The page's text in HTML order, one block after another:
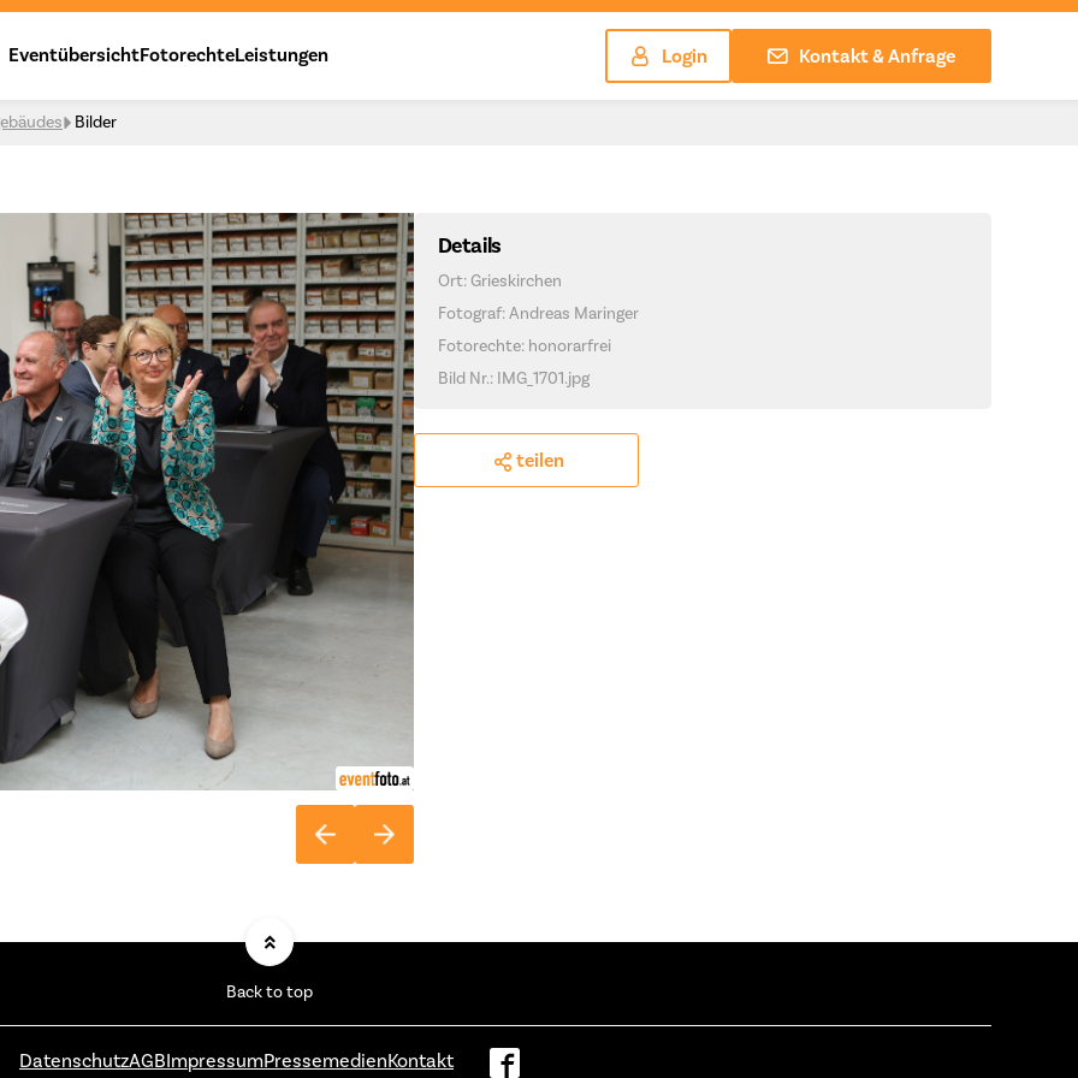
EventübersichtFotorechteLeistungen Login Kontakt & Anfrage
Bilder
Details
Ort: Grieskirchen
Fotograf: Andreas Maringer
Fotorechte: honorarfrei
Bild Nr.: IMG_1701.jpg
teilen
Back to top
DatenschutzAGBImpressumPressemedienKontakt